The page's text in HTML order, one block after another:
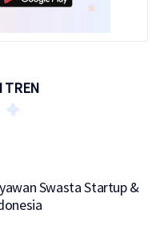
TREN
Swasta Startup &